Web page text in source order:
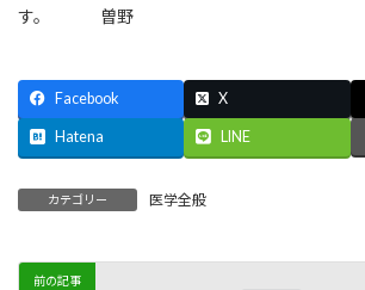
す。 曽野
Facebook X
Hatena LINE
カテゴリー 医学全般
前の記事